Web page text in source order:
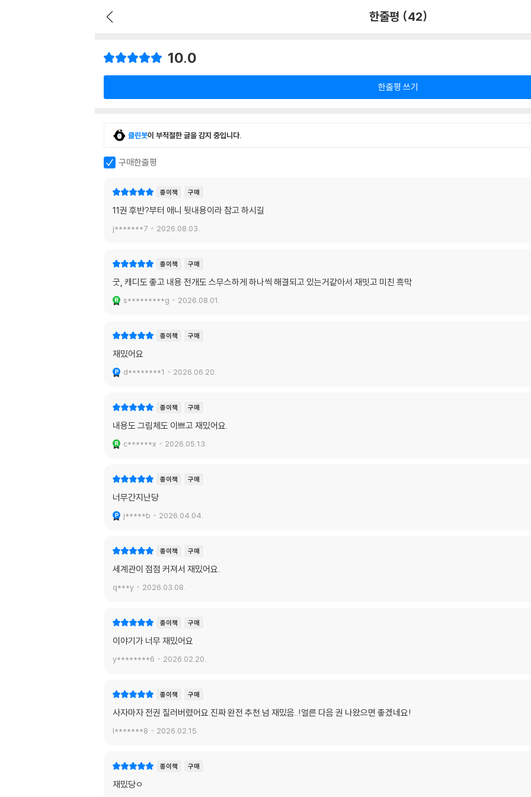
한줄평 (42)
10.0
한줄평 쓰기
클린봇이 부적절한 글을 감지 중입니다.
구매한줄평
종이책 구매
11권 후반?부터 애니 뒷내용이라 참고 하시길
j*******7 2026.08.03.
종이책 구매
굿, 캐디도 좋고 내용 전개도 스무스하게 하나씩 해결되고 있는거같아서 재밋고 미친 흑막
s*********g 2026.08.01.
종이책 구매
재밌어요
d********1 2026.06.20.
종이책 구매
내용도 그림체도 이쁘고 재밌어요.
c******x 2026.05.13.
종이책 구매
너무간지난당
j*****b 2026.04.04.
종이책 구매
세계관이 점점 커져서 재밌어요.
q***y 2026.03.08.
종이책 구매
이야기가 너무 재밌어요
y********6 2026.02.20.
종이책 구매
사자마자 전권 질러버렸어요.진짜 완전 추천.넘 재밌음..!얼른 다음 권 나왔으면 좋겠네요!
l*******8 2026.02.15.
종이책 구매
재밌당ㅇ